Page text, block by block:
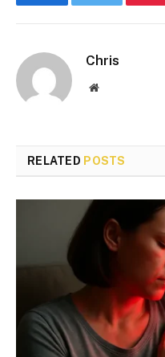
Chris
Website
RELATED POSTS